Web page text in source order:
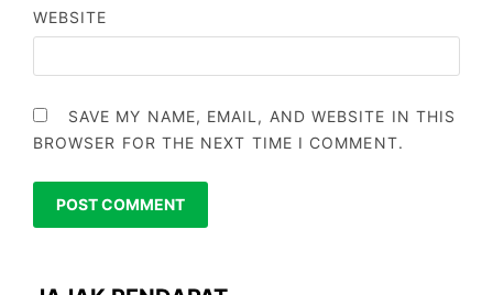
WEBSITE
SAVE MY NAME, EMAIL, AND WEBSITE IN THIS
BROWSER FOR THE NEXT TIME I COMMENT.